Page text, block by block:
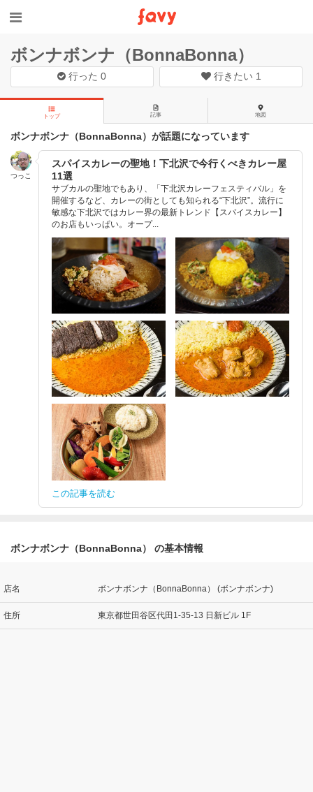
ボンナボンナ（BonnaBonna）
行った0 行きたい 1
トップ 記事 地図
ボンナボンナ（BonnaBonna）が話題になっています
つっこ
スパイスカレーの聖地！下北沢で今行くべきカレー屋
11選
サブカルの聖地でもあり、「下北沢カレーフェスティバル」を
開催するなど、カレーの街としても知られる“下北沢”。流行に
敏感な下北沢ではカレー界の最新トレンド【スパイスカレー】
のお店もいっぱい。オープ...
この記事を読む
ボンナボンナ（BonnaBonna） の基本情報
店名 ボンナボンナ（BonnaBonna） (ボンナボンナ)
住所 東京都世田谷区代田1-35-13 日新ビル 1F